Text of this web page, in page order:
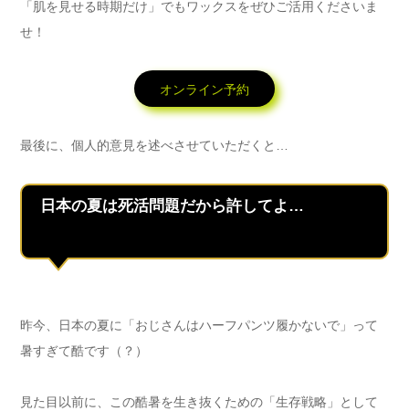
「肌を見せる時期だけ」でもワックスをぜひご活用くださいま
せ！
オンライン予約
最後に、個人的意見を述べさせていただくと…
日本の夏は死活問題だから許してよ…
昨今、日本の夏に「おじさんはハーフパンツ履かないで」って
暑すぎて酷です（？）
見た目以前に、この酷暑を生き抜くための「生存戦略」として